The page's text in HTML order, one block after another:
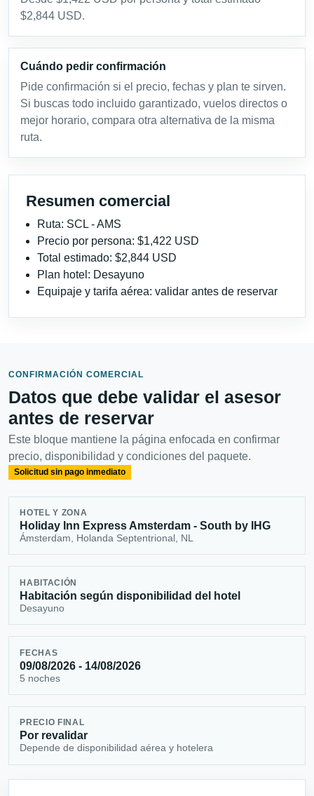
$2,844 USD.
Cuándo pedir confirmación
Pide confirmación si el precio, fechas y plan te sirven.
Si buscas todo incluido garantizado, vuelos directos o
mejor horario, compara otra alternativa de la misma
ruta.
Resumen comercial
Ruta: SCL - AMS
Precio por persona: $1,422 USD
Total estimado: $2,844 USD
Plan hotel: Desayuno
Equipaje y tarifa aérea: validar antes de reservar
CONFIRMACIÓN COMERCIAL
Datos que debe validar el asesor
antes de reservar
Este bloque mantiene la página enfocada en confirmar
precio, disponibilidad y condiciones del paquete.
Solicitud sin pago inmediato
HOTEL Y ZONA
Holiday Inn Express Amsterdam - South by IHG
Ámsterdam, Holanda Septentrional, NL
HABITACIÓN
Habitación según disponibilidad del hotel
Desayuno
FECHAS
09/08/2026 - 14/08/2026
5 noches
PRECIO FINAL
Por revalidar
Depende de disponibilidad aérea y hotelera